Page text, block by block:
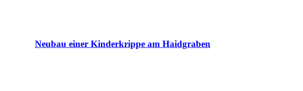
Neubau einer Kinderkrippe am Haidgraben